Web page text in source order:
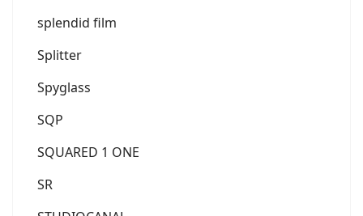
splendid film
Splitter
Spyglass
SQP
SQUARED 1 ONE
SR